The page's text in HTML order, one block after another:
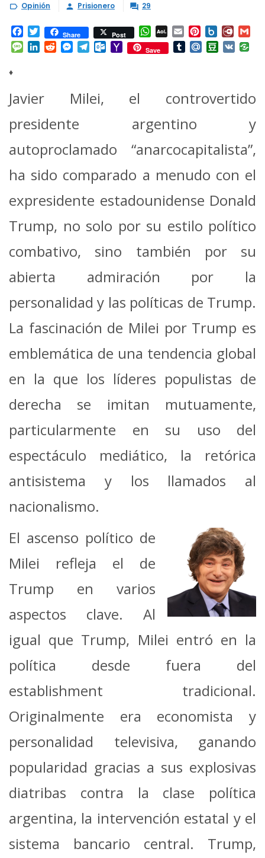
 Opinión  Prisionero  29
Facebook
TwitterShare Post WhatsApp
AOL
Mail
EmailPinterest
Box.net
Message
LinkedInRedditMessenger
TelegramOutlook.com
YahooSave TumblrMail.RuDouban
VK
♦
Javier Milei, el controvertido
presidente argentino y
autoproclamado “anarcocapitalista”,
ha sido comparado a menudo con el
expresidente estadounidense Donald
Trump, no solo por su estilo político
combativo, sino también por su
abierta admiración por la
personalidad y las políticas de Trump.
La fascinación de Milei por Trump es
emblemática de una tendencia global
en la que los líderes populistas de
derecha se imitan mutuamente,
particularmente en su uso del
espectáculo mediático, la retórica
antisistema y los llamados al
nacionalismo.
El ascenso político de
Milei refleja el de
Trump en varios
aspectos clave. Al
igual que Trump, Milei entró en la
política desde fuera del
establishment tradicional.
Originalmente era economista y
personalidad televisiva, ganando
popularidad gracias a sus explosivas
diatribas contra la clase política
argentina, la intervención estatal y el
sistema bancario central. Trump,